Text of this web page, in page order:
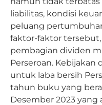
liabilitas, kondisi
peluang
faktor-faktor
pembagian dividen
Perseroan. Kebijakan
untuk laba bersih
tahun buku yang
Desember 2023